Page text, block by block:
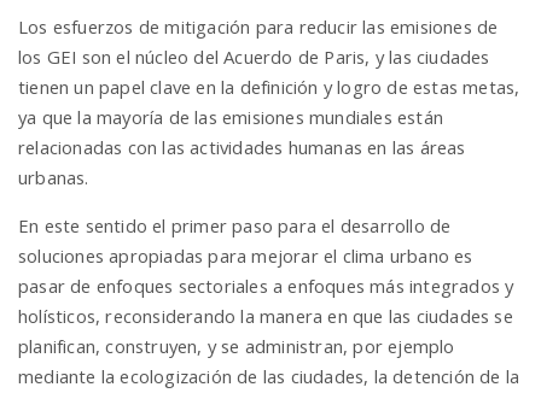
g
o
Los esfuerzos de mitigación para reducir las emisiones de
los GEI son ​​el núcleo del Acuerdo de Paris, y las ciudades
tienen un papel clave en la definición y logro de estas metas,
ya que la mayoría de las emisiones mundiales están
relacionadas con las actividades humanas en las áreas
urbanas.
En este sentido el primer paso para el desarrollo de
soluciones apropiadas para mejorar el clima urbano es
pasar de enfoques sectoriales a enfoques más integrados y
holísticos, reconsiderando la manera en que las ciudades se
planifican, construyen, y se administran, por ejemplo
mediante la ecologización de las ciudades, la detención de la